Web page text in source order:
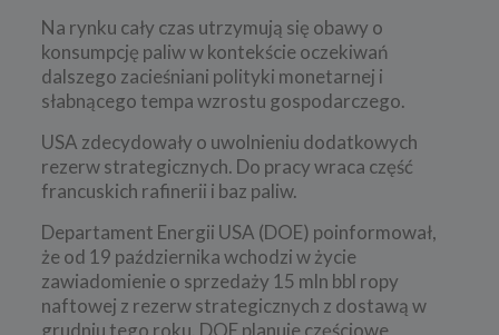
Na rynku cały czas utrzymują się obawy o
konsumpcję paliw w kontekście oczekiwań
dalszego zacieśniani polityki monetarnej i
słabnącego tempa wzrostu gospodarczego.
USA zdecydowały o uwolnieniu dodatkowych
rezerw strategicznych. Do pracy wraca część
francuskich rafinerii i baz paliw.
Departament Energii USA (DOE) poinformował,
że od 19 października wchodzi w życie
zawiadomienie o sprzedaży 15 mln bbl ropy
naftowej z rezerw strategicznych z dostawą w
grudniu tego roku. DOE planuje częściowe